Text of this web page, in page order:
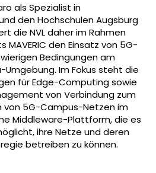
als Spezialist in
den Hochschulen Augsburg
die NVL daher im Rahmen
MAVERIC den Einsatz von 5G-
Bedingungen am
Umgebung. Im Fokus steht die
für Edge-Computing sowie
von Verbindung zum
von 5G-Campus-Netzen im
Middleware-Plattform, die es
ihre Netze und deren
betreiben zu können.